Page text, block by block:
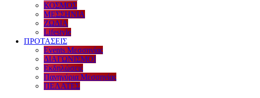
ΚΟΣΜΟΣ
ΜΕΣΣΗΝΙΑ
ΖΩΔΙΑ
Lifestyle
ΠΡΟΤΑΣΕΙΣ
Events Μεσσηνίας
ΔΙΑΓΩΝΙΣΜΟΙ
Εκδηλώσεις
Πανηγύρια Μεσσηνίας
ΠΕΛΑΤΕΣ